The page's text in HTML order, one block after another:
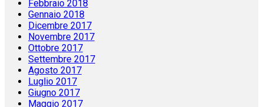
Febbraio 2018
Gennaio 2018
Dicembre 2017
Novembre 2017
Ottobre 2017
Settembre 2017
Agosto 2017
Luglio 2017
Giugno 2017
Maggio 2017